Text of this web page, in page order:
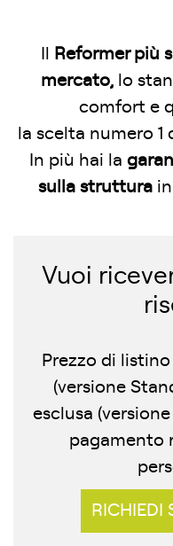
Reformer più
mercato, lo
comfort e
la scelta numero 1
In più hai la
sulla strutturain
Vuoi
Prezzo di
(versione
esclusa
pagamento
RICHIEDI